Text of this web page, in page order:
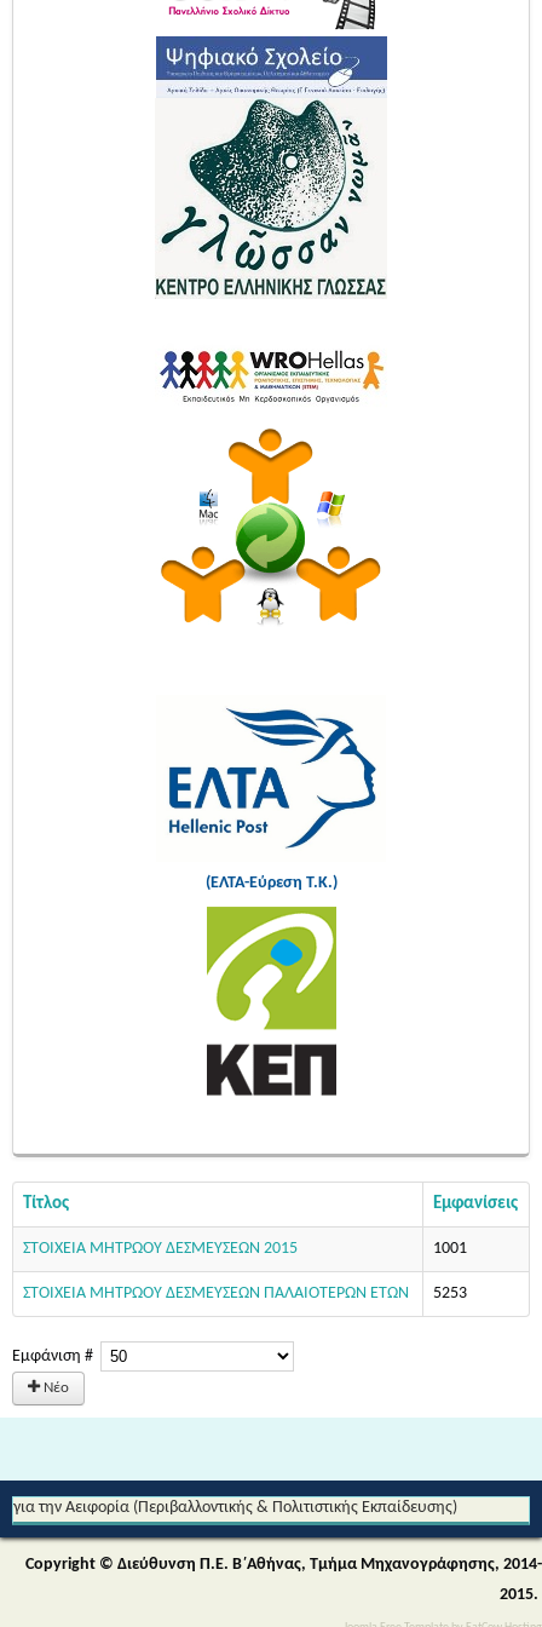
(ΕΛΤΑ-Εύρεση Τ.Κ.)
Τίτλος Εμφανίσεις
ΣΤΟΙΧΕΙΑ ΜΗΤΡΩΟΥ ΔΕΣΜΕΥΣΕΩΝ 2015 1001
ΣΤΟΙΧΕΙΑ ΜΗΤΡΩΟΥ ΔΕΣΜΕΥΣΕΩΝ ΠΑΛΑΙΟΤΕΡΩΝ ΕΤΩΝ 5253
Εμφάνιση #
Νέο
για την Αειφορία (Περιβαλλοντικής & Πολιτιστικής Εκπαίδευσης)
Copyright © Διεύθυνση Π.Ε. Β΄Αθήνας, Τμήμα Μηχανογράφησης, 2014-
2015.